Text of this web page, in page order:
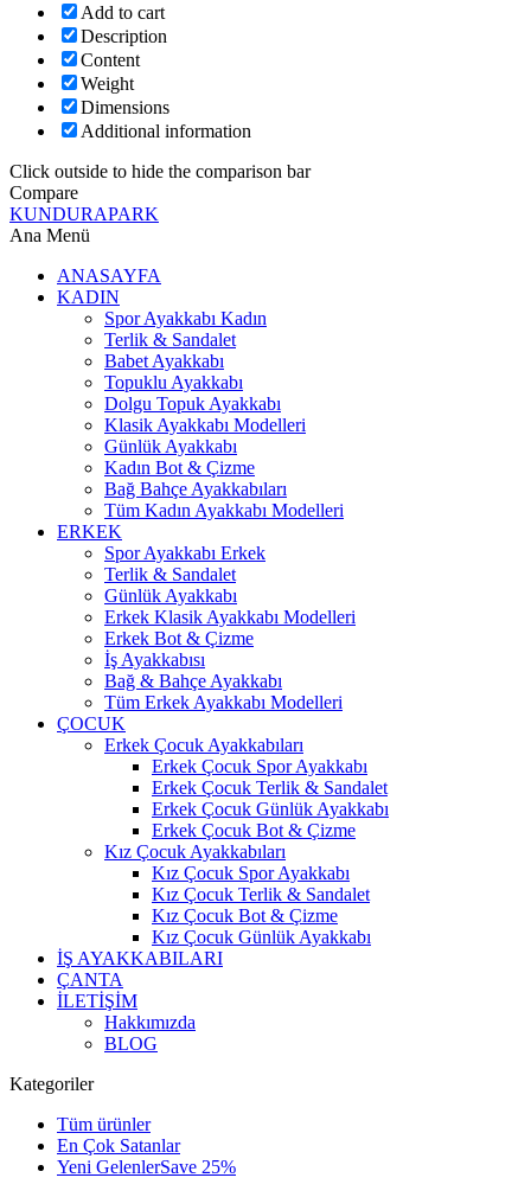
Add to cart
Description
Content
Weight
Dimensions
Additional information
Click outside to hide the comparison bar
Compare
KUNDURAPARK
Ana Menü
ANASAYFA
KADIN
Spor Ayakkabı Kadın
Terlik & Sandalet
Babet Ayakkabı
Topuklu Ayakkabı
Dolgu Topuk Ayakkabı
Klasik Ayakkabı Modelleri
Günlük Ayakkabı
Kadın Bot & Çizme
Bağ Bahçe Ayakkabıları
Tüm Kadın Ayakkabı Modelleri
ERKEK
Spor Ayakkabı Erkek
Terlik & Sandalet
Günlük Ayakkabı
Erkek Klasik Ayakkabı Modelleri
Erkek Bot & Çizme
İş Ayakkabısı
Bağ & Bahçe Ayakkabı
Tüm Erkek Ayakkabı Modelleri
ÇOCUK
Erkek Çocuk Ayakkabıları
Erkek Çocuk Spor Ayakkabı
Erkek Çocuk Terlik & Sandalet
Erkek Çocuk Günlük Ayakkabı
Erkek Çocuk Bot & Çizme
Kız Çocuk Ayakkabıları
Kız Çocuk Spor Ayakkabı
Kız Çocuk Terlik & Sandalet
Kız Çocuk Bot & Çizme
Kız Çocuk Günlük Ayakkabı
İŞ AYAKKABILARI
ÇANTA
İLETİŞİM
Hakkımızda
BLOG
Kategoriler
Tüm ürünler
En Çok Satanlar
Yeni GelenlerSave 25%